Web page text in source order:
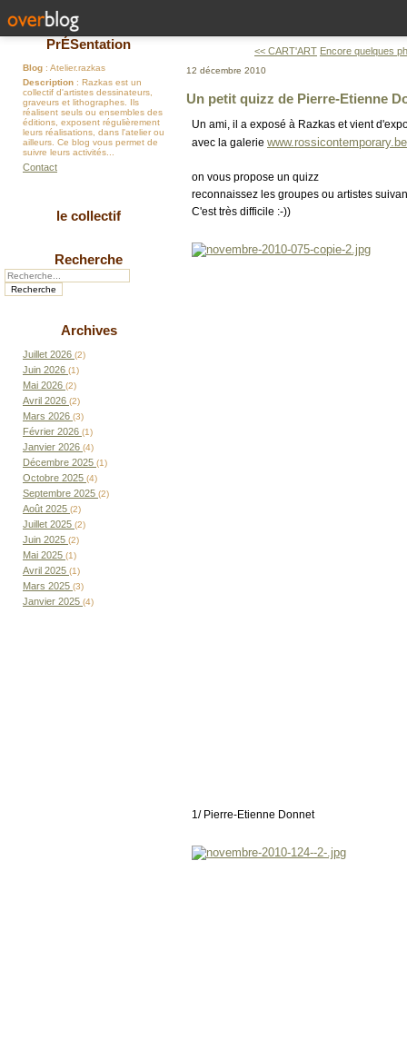
PrÉSentation
Blog : Atelier.razkas
Description : Razkas est un
collectif d'artistes dessinateurs,
graveurs et lithographes. Ils
réalisent seuls ou ensembles des
éditions, exposent régulièrement
leurs réalisations, dans l'atelier ou
ailleurs. Ce blog vous permet de
suivre leurs activités...
Contact
le collectif
Recherche
Archives
Juillet 2026 (2)
Juin 2026 (1)
Mai 2026 (2)
Avril 2026 (2)
Mars 2026 (3)
Février 2026 (1)
Janvier 2026 (4)
Décembre 2025 (1)
Octobre 2025 (4)
Septembre 2025 (2)
Août 2025 (2)
Juillet 2025 (2)
Juin 2025 (2)
Mai 2025 (1)
Avril 2025 (1)
Mars 2025 (3)
Janvier 2025 (4)
<< CART'ART Encore quelques
12 décembre 2010
Un petit quizz de Pierre-Etienne
Un ami, il a exposé à Razkas et vient
avec la galerie
on vous propose un quizz
reconnaissez les groupes ou artistes
C'est très difficile :-))
1/ Pierre-Etienne Donnet